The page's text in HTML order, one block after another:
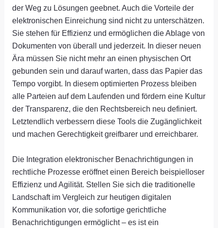
der Weg zu Lösungen geebnet. Auch die Vorteile der
elektronischen Einreichung sind nicht zu unterschätzen.
Sie stehen für Effizienz und ermöglichen die Ablage von
Dokumenten von überall und jederzeit. In dieser neuen
Ära müssen Sie nicht mehr an einen physischen Ort
gebunden sein und darauf warten, dass das Papier das
Tempo vorgibt. In diesem optimierten Prozess bleiben
alle Parteien auf dem Laufenden und fördern eine Kultur
der Transparenz, die den Rechtsbereich neu definiert.
Letztendlich verbessern diese Tools die Zugänglichkeit
und machen Gerechtigkeit greifbarer und erreichbarer.
Die Integration elektronischer Benachrichtigungen in
rechtliche Prozesse eröffnet einen Bereich beispielloser
Effizienz und Agilität. Stellen Sie sich die traditionelle
Landschaft im Vergleich zur heutigen digitalen
Kommunikation vor, die sofortige gerichtliche
Benachrichtigungen ermöglicht – es ist ein